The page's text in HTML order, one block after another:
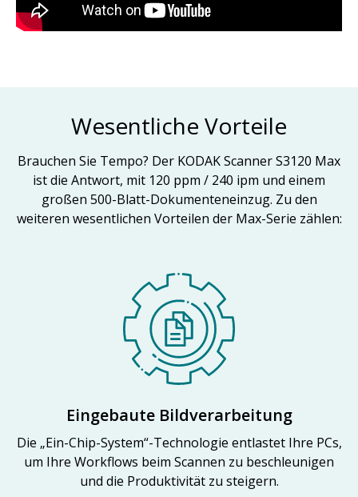
Wesentliche Vorteile
Brauchen Sie Tempo? Der KODAK Scanner S3120 Max
ist die Antwort, mit 120 ppm / 240 ipm und einem
großen 500-Blatt-Dokumenteneinzug. Zu den
weiteren wesentlichen Vorteilen der Max-Serie zählen:
Eingebaute Bildverarbeitung
Die „Ein-Chip-System“-Technologie entlastet Ihre PCs,
um Ihre Workflows beim Scannen zu beschleunigen
und die Produktivität zu steigern.